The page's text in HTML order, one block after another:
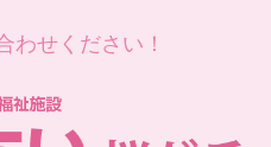
わせください！